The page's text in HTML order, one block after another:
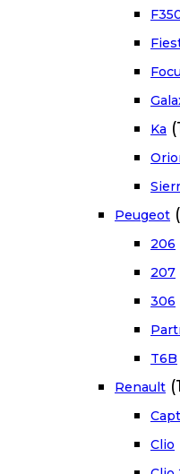
Ka
Peugeot
206
207
306
T6B
Renault
Clio